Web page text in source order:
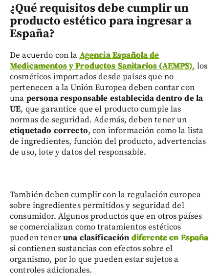
¿Qué requisitos debe cumplir un
producto estético para ingresar a
España?
De acuerdo con la Agencia Española de
Medicamentos y Productos Sanitarios (AEMPS), los
cosméticos importados desde países que no
pertenecen a la Unión Europea deben contar con
una persona responsable establecida dentro de la
UE, que garantice que el producto cumple las
normas de seguridad. Además, deben tener un
etiquetado correcto, con información como la lista
de ingredientes, función del producto, advertencias
de uso, lote y datos del responsable.
También deben cumplir con la regulación europea
sobre ingredientes permitidos y seguridad del
consumidor. Algunos productos que en otros países
se comercializan como tratamientos estéticos
pueden teneruna clasificación diferente en España
si contienen sustancias con efectos sobre el
organismo, por lo que pueden estar sujetos a
controles adicionales.